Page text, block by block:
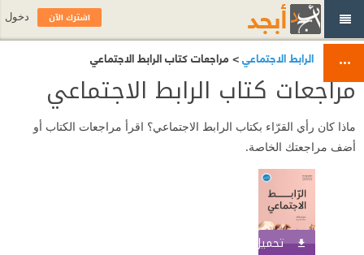
الرابط الاجتماعي> مراجعات كتاب الرابط الاجتماعي
مراجعات كتاب الرابط الاجتماعي
ماذا كان رأي القرّاء بكتاب الرابط الاجتماعي؟ اقرأ مراجعات الكتاب أو
أضف مراجعتك الخاصة.
تحميل الكتاب
اشترك الآن دخول